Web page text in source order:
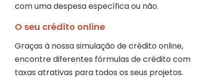
com uma despesa específica ou não.
O seu crédito online
Graças à nossa simulação de crédito online,
encontre diferentes fórmulas de crédito com
taxas atrativas para todos os seus projetos.